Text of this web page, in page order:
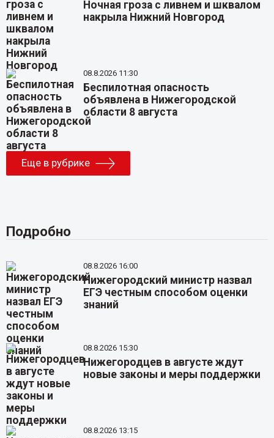
Ночная гроза с ливнем и шквалом
накрыла Нижний Новгород
08.8.2026 11:30
Беспилотная опасность
объявлена в Нижегородской
области 8 августа
Еще в рубрике
Подробно
08.8.2026 16:00
Нижегородский министр назвал
ЕГЭ честным способом оценки
знаний
08.8.2026 15:30
Нижегородцев в августе ждут
новые законы и меры поддержки
08.8.2026 13:15